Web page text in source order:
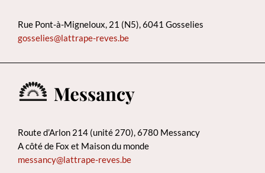
Rue Pont-à-Migneloux, 21 (N5), 6041 Gosselies
gosselies@lattrape-reves.be
Route d’Arlon 214 (unité 270), 6780 Messancy
A côté de Fox et Maison du monde
messancy@lattrape-reves.be